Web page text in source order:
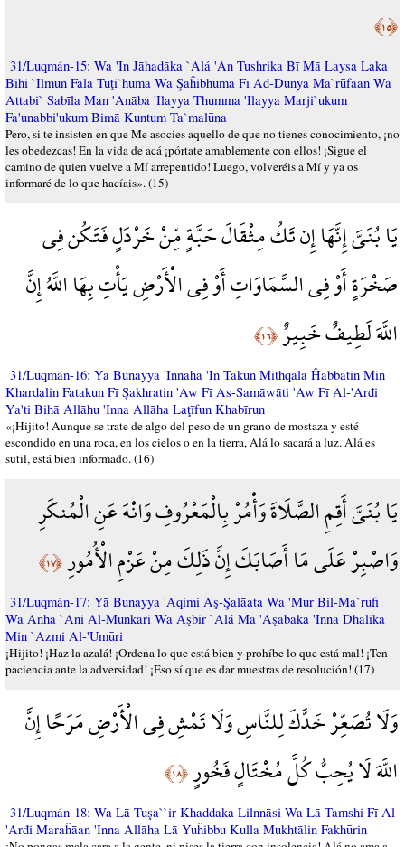
﴿١٥﴾
31/Luqmán-15: Wa 'In Jāhadāka `Alá 'An Tushrika Bī Mā Laysa Laka
Bihi `Ilmun Falā Tuţi`humā Wa Şāĥibhumā Fī Ad-Dunyā Ma`rūfāan Wa
Attabi` Sabīla Man 'Anāba 'Ilayya Thumma 'Ilayya Marji`ukum
Fa'unabbi'ukum Bimā Kuntum Ta`malūna
Pero, si te insisten en que Me asocies aquello de que no tienes conocimiento, ¡no
les obedezcas! En la vida de acá ¡pórtate amablemente con ellos! ¡Sigue el
camino de quien vuelve a Mí arrepentido! Luego, volveréis a Mí y ya os
informaré de lo que hacíais». (15)
يَا بُنَيَّ إِنَّهَا إِن تَكُ مِثْقَالَ حَبَّةٍ مِّنْ خَرْدَلٍ فَتَكُن فِي
صَخْرَةٍ أَوْ فِي السَّمَاوَاتِ أَوْ فِي الْأَرْضِ يَأْتِ بِهَا اللَّهُ إِنَّ
اللَّهَ لَطِيفٌ خَبِيرٌ﴿١٦﴾
31/Luqmán-16: Yā Bunayya 'Innahā 'In Takun Mithqāla Ĥabbatin Min
Khardalin Fatakun Fī Şakhratin 'Aw Fī As-Samāwāti 'Aw Fī Al-'Arđi
Ya'ti Bihā Allāhu 'Inna Allāha Laţīfun Khabīrun
«¡Hijito! Aunque se trate de algo del peso de un grano de mostaza y esté
escondido en una roca, en los cielos o en la tierra, Alá lo sacará a luz. Alá es
sutil, está bien informado. (16)
يَا بُنَيَّ أَقِمِ الصَّلَاةَ وَأْمُرْ بِالْمَعْرُوفِ وَانْهَ عَنِ الْمُنكَرِ
وَاصْبِرْ عَلَى مَا أَصَابَكَ إِنَّ ذَلِكَ مِنْ عَزْمِ الْأُمُورِ﴿١٧﴾
31/Luqmán-17: Yā Bunayya 'Aqimi Aş-Şalāata Wa 'Mur Bil-Ma`rūfi
Wa Anha `Ani Al-Munkari Wa Aşbir `Alá Mā 'Aşābaka 'Inna Dhālika
Min `Azmi Al-'Umūri
¡Hijito! ¡Haz la azalá! ¡Ordena lo que está bien y prohíbe lo que está mal! ¡Ten
paciencia ante la adversidad! ¡Eso sí que es dar muestras de resolución! (17)
وَلَا تُصَعِّرْ خَدَّكَ لِلنَّاسِ وَلَا تَمْشِ فِي الْأَرْضِ مَرَحًا إِنَّ
اللَّهَ لَا يُحِبُّ كُلَّ مُخْتَالٍ فَخُورٍ﴿١٨﴾
31/Luqmán-18: Wa Lā Tuşa``ir Khaddaka Lilnnāsi Wa Lā Tamshi Fī Al-
'Arđi Maraĥāan 'Inna Allāha Lā Yuĥibbu Kulla Mukhtālin Fakhūrin